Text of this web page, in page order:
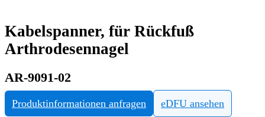
Kabelspanner, für Rückfuß
Arthrodesennagel
AR-9091-02
Produktinformationen anfragen eDFU ansehen